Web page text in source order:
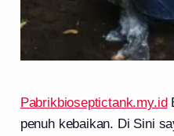
Pabrikbioseptictank.my.id
penuh kebaikan. Di Sini